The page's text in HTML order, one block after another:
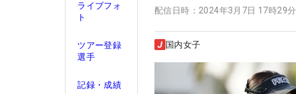
ライブフォ
ト
ツアー登録
選手
記録・成績
配信日時： 2024年3月7日 17時29分
国内女子